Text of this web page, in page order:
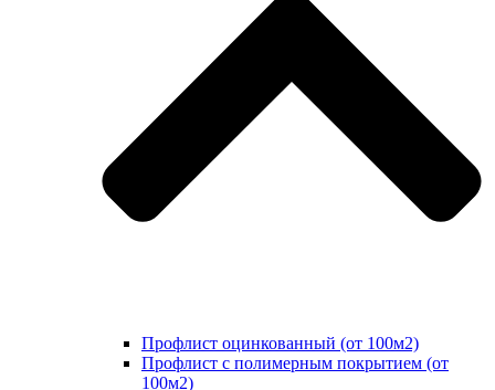
Профлист оцинкованный (от 100м2)
Профлист с полимерным покрытием (от
100м2)